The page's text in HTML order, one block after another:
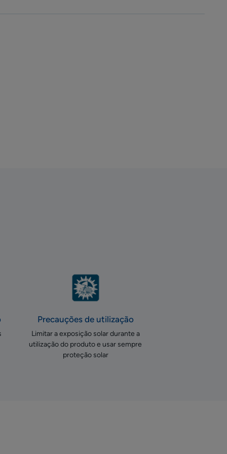
Precauções de utilização
Limitar a exposição solar durante a
utilização do produto e usar sempre
proteção solar